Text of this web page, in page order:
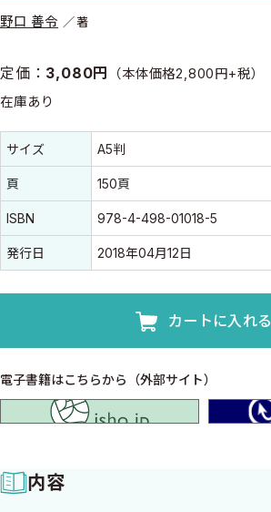
野口 善令 著
定価： 3,080円 （本体価格2,800円+税）
在庫あり
書誌情報
書誌情報
サイズ A5判
頁 150頁
ISBN 978-4-498-01018-5
発行日 2018年04月12日
カートに入れる
電子書籍はこちらから（外部サイト）
内容